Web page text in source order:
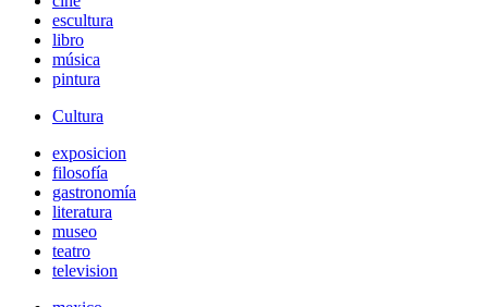
escultura
libro
música
pintura
Cultura
exposicion
filosofía
gastronomía
literatura
museo
teatro
television